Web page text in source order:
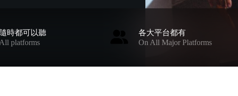
時都可以聽
platforms
各大平台都有
On All Major Platforms